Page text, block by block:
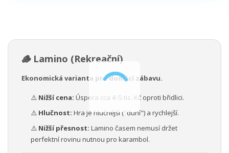
🪵 Lamino (Rekreační)
Ekonomická varianta pro domácí zábavu.
⚠️ Nižší cena: Úspora cca 4-5 tis. Kč oproti břidlici.
⚠️ Hlučnost: Hra je hlučnější ("duní") a rychlejší.
⚠️ Nižší přesnost: Lamino časem nemusí držet
perfektní rovinu nutnou pro karambol.